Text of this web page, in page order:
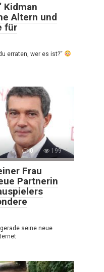
Kidman
Altern und
für
erraten, wer es ist?“
0 199
Frau
Partnerin
seine neue